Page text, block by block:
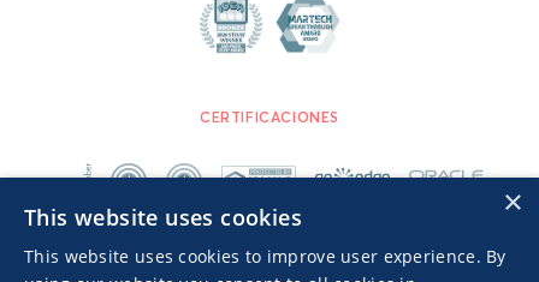
CERTIFICACIONES
×
This website uses cookies
This website uses cookies to improve user experience. By